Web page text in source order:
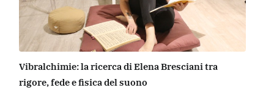
Vibralchimie: la ricerca di Elena Bresciani tra
rigore, fede e fisica del suono